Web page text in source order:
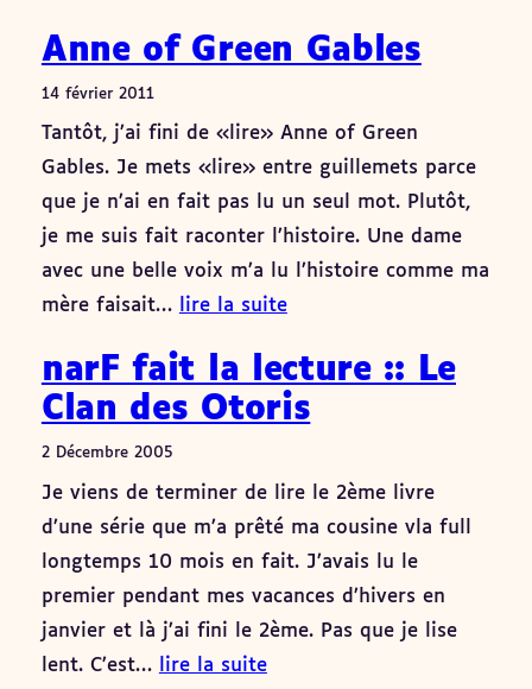
Anne of Green Gables
14 février 2011
Tantôt, j’ai fini de «lire» Anne of Green
Gables. Je mets «lire» entre guillemets parce
que je n’ai en fait pas lu un seul mot. Plutôt,
je me suis fait raconter l’histoire. Une dame
avec une belle voix m’a lu l’histoire comme ma
mère faisait…
lire la suite
narF fait la lecture :: Le
Clan des Otoris
2 Décembre 2005
Je viens de terminer de lire le 2ème livre
d’une série que m’a prêté ma cousine vla full
longtemps 10 mois en fait. J’avais lu le
premier pendant mes vacances d’hivers en
janvier et là j’ai fini le 2ème. Pas que je lise
lent. C’est…
lire la suite